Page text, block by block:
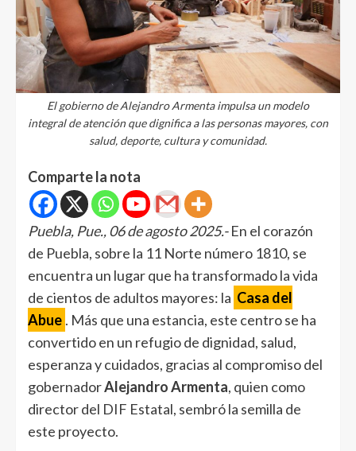
El gobierno de Alejandro Armenta impulsa un modelo
integral de atención que dignifica a las personas mayores, con
salud, deporte, cultura y comunidad.
Comparte la nota
Puebla, Pue., 06 de agosto 2025.-En el corazón
de Puebla, sobre la 11 Norte número 1810, se
encuentra un lugar que ha transformado la vida
de cientos de adultos mayores: la Casa del
Abue . Más que una estancia, este centro se ha
convertido en un refugio de dignidad, salud,
esperanza y cuidados, gracias al compromiso del
gobernadorAlejandro Armenta, quien como
director del DIF Estatal, sembró la semilla de
este proyecto.